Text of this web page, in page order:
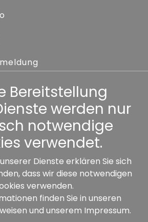
Bereitstellung
werden nur
notwendige
verwendet.
Dienste erklären Sie sich
dass wir diese notwendigen
verwenden.
finden Sie in unseren
und unserem Impressum.